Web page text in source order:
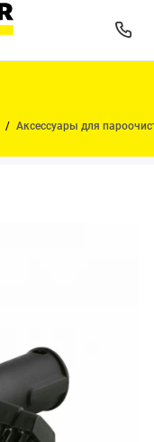
Аксессуары для